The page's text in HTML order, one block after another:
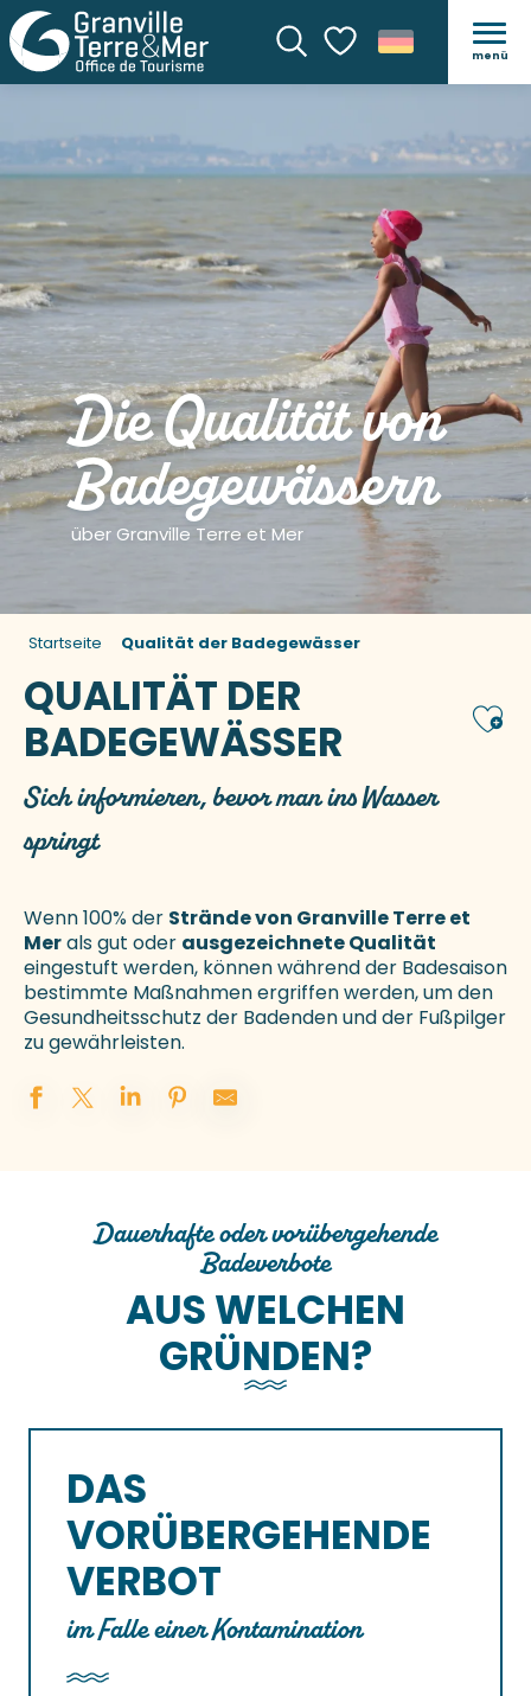
SucheVoir les favoris
menü
Die Qualität von
Badegewässern
über Granville Terre et Mer
Startseite Qualität der Badegewässer
QUALITÄT DER
BADEGEWÄSSER
Sich informieren, bevor man ins Wasser
springt
Wenn 100% der Strände von Granville Terre et
Merals gut oder ausgezeichnete Qualität
eingestuft werden, können während der Badesaison
bestimmte Maßnahmen ergriffen werden, um den
Gesundheitsschutz der Badenden und der Fußpilger
zu gewährleisten.
Dauerhafte oder vorübergehende
Badeverbote
AUS WELCHEN
GRÜNDEN?
DAS
VORÜBERGEHENDE
VERBOT
im Falle einer Kontamination